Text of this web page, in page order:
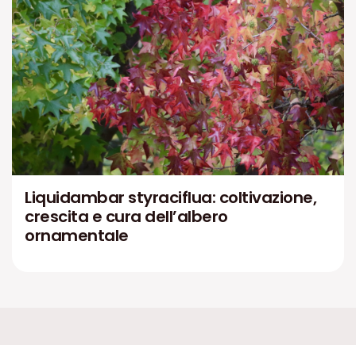
Liquidambar styraciflua: coltivazione,
crescita e cura dell’albero
ornamentale